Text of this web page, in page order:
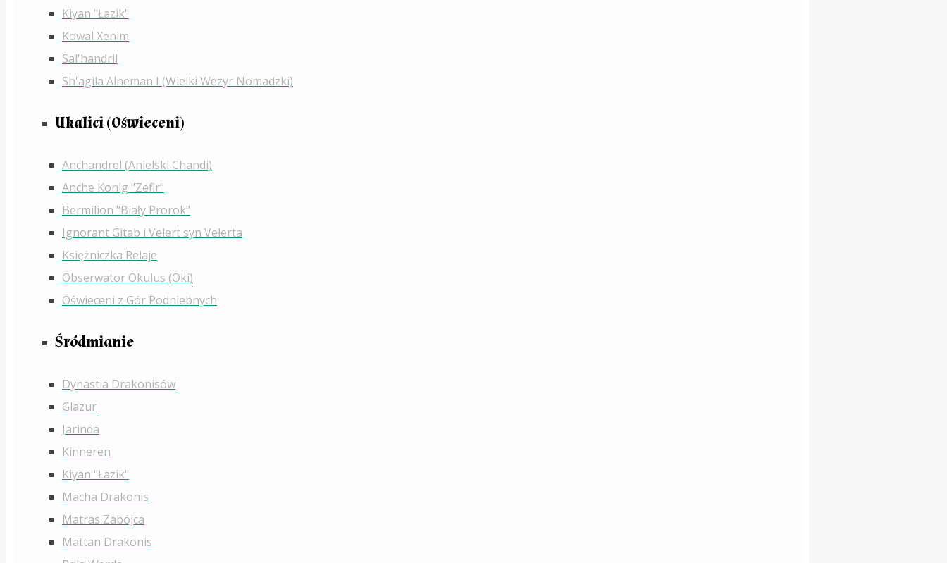
Kiyan "Łazik"
Kowal Xenim
Sal'handril
Sh'agila Alneman I (Wielki Wezyr Nomadzki)
Ukalici (Oświeceni)
Anchandrel (Anielski Chandi)
Anche Konig "Zefir"
Bermilion "Biały Prorok"
Ignorant Gitab i Velert syn Velerta
Księżniczka Relaje
Obserwator Okulus (Oki)
Oświeceni z Gór Podniebnych
Śródmianie
Dynastia Drakonisów
Glazur
Jarinda
Kinneren
Kiyan "Łazik"
Macha Drakonis
Matras Zabójca
Mattan Drakonis